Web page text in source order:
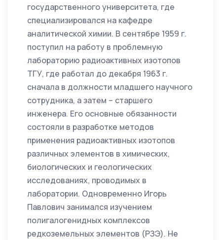
государственного университета, где
специализировался на кафедре
аналитической химии. В сентябре 1959 г.
поступил на работу в проблемную
лабораторию радиоактивных изотопов
ТГУ, где работал до декабря 1963 г.
сначала в должности младшего научного
сотрудника, а затем – старшего
инженера. Его основные обязанности
состояли в разработке методов
применения радиоактивных изотопов
различных элементов в химических,
биологических и геологических
исследованиях, проводимых в
лаборатории. Одновременно Игорь
Павлович занимался изучением
полигалогенидных комплексов
редкоземельных элементов (РЗЭ). Не